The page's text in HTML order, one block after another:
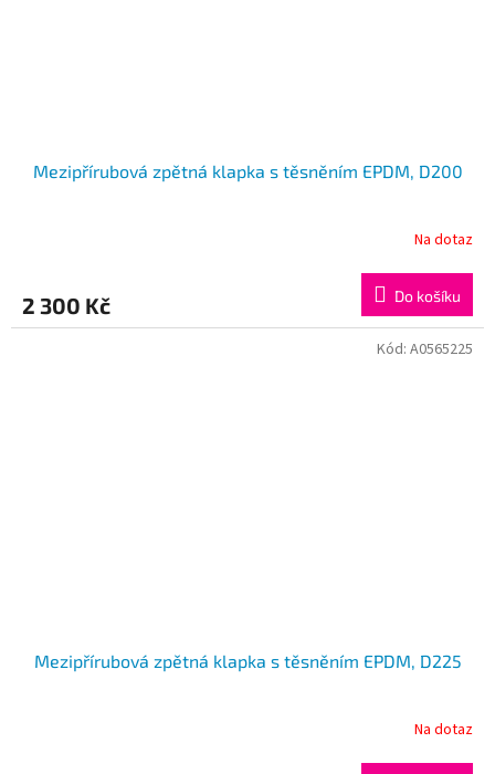
Mezipřírubová zpětná klapka s těsněním EPDM, D200
Na dotaz
2 300 Kč Do košíku
Mezipřírubová zpětná klapka s těsněním EPDM, D225
Na dotaz
Kód: A0565225